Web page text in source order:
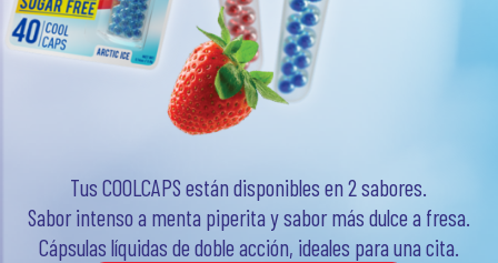
Tus COOLCAPS están disponibles en 2 sabores.
Sabor intenso a menta piperita y sabor más dulce a fresa.
Cápsulas líquidas de doble acción, ideales para una cita.